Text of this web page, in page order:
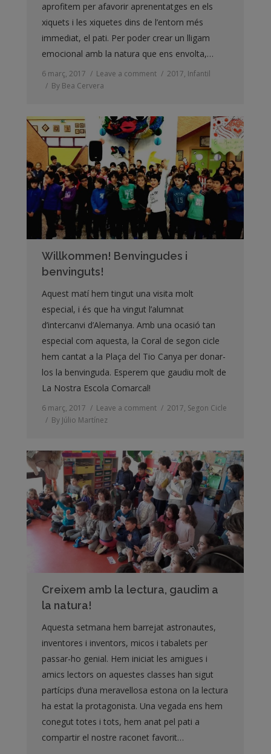
aprofitem per afavorir aprenentatges en els
xiquets i les xiquetes dins de l’entorn més
immediat, el pati. Per poder crear un lligam
emocional amb la natura que ens envolta,…
6 març, 2017 Leave a comment 2017, Infantil
By Bea Cervera
Willkommen! Benvingudes i
benvinguts!
Aquest matí hem tingut una visita molt
especial, i és que ha vingut l’alumnat
d’intercanvi d’Alemanya. Amb una ocasió tan
especial com aquesta, la Coral de segon cicle
hem cantat a la Plaça del Tio Canya per donar-
los la benvinguda. Esperem que gaudiu molt de
La Nostra Escola Comarcal!
6 març, 2017 Leave a comment 2017, Segon Cicle
By Júlio Martínez
Creixem amb la lectura, gaudim a
la natura!
Aquesta setmana hem barrejat astronautes,
inventores i inventors, micos i tabalets per
passar-ho genial. Hem iniciat les amigues i
amics lectors on aquestes classes han sigut
partícips d’una meravellosa estona on la lectura
ha estat la protagonista. Una vegada ens hem
conegut totes i tots, hem anat pel pati a
compartir el nostre raconet favorit…